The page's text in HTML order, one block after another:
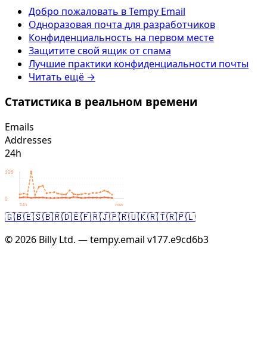
Добро пожаловать в Tempy Email
Одноразовая почта для разработчиков
Конфиденциальность на первом месте
Защитите свой ящик от спама
Лучшие практики конфиденциальности почты
Читать ещё →
Статистика в реальном времени
Emails
Addresses
24h
308
0
24h now
🇬🇧🇪🇸🇧🇷🇩🇪🇫🇷🇯🇵🇷🇺🇰🇷🇹🇷🇵🇱
© 2026 Billy Ltd. — tempy.email v177.e9cd6b3